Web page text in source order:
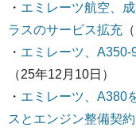
・ エミレーツ航空、
ラスのサービス拡充
・ エミレーツ、
（25年12月10日）
・ エミレーツ、A380
スとエンジン整備契約